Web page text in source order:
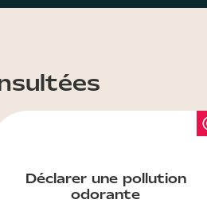
Déclarer une pollution
odorante